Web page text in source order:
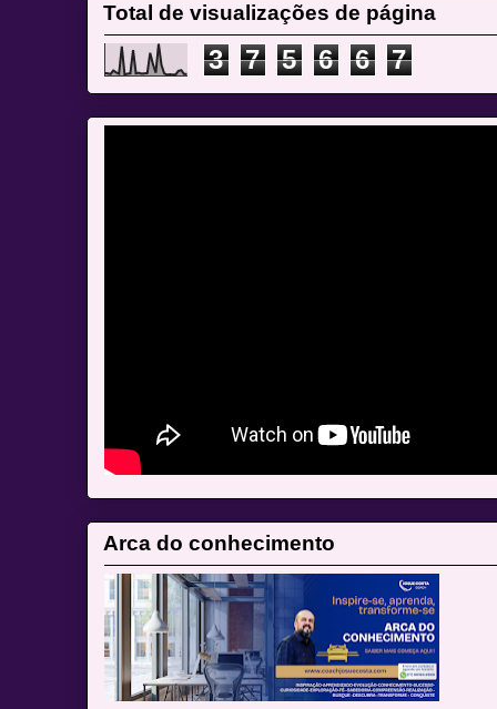
Total de visualizações de página
3 7 5 6 6 7
Arca do conhecimento